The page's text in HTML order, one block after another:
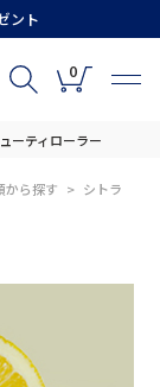
ント
0
ーティローラー
から探す
シトラ